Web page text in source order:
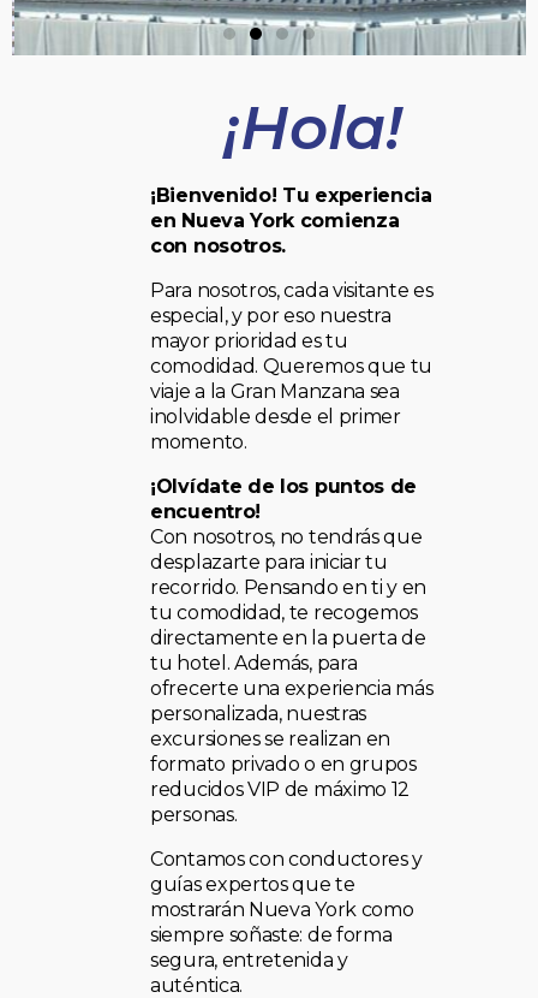
¡Hola!
¡Bienvenido! Tu experiencia
en Nueva York comienza
con nosotros.
Para nosotros, cada visitante es
especial, y por eso nuestra
mayor prioridad es tu
comodidad. Queremos que tu
viaje a la Gran Manzana sea
inolvidable desde el primer
momento.
¡Olvídate de los puntos de
encuentro!
Con nosotros, no tendrás que
desplazarte para iniciar tu
recorrido. Pensando en ti y en
tu comodidad, te recogemos
directamente en la puerta de
tu hotel. Además, para
ofrecerte una experiencia más
personalizada, nuestras
excursiones se realizan en
formato privado o en grupos
reducidos VIP de máximo 12
personas.
Contamos con conductores y
guías expertos que te
mostrarán Nueva York como
siempre soñaste: de forma
segura, entretenida y
auténtica.